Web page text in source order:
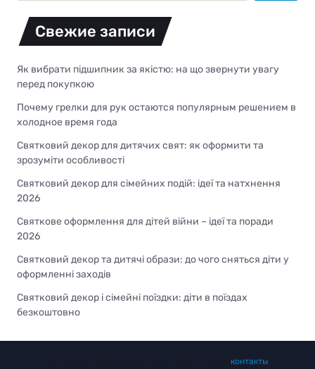
Свежие записи
Як вибрати підшипник за якістю: на що звернути увагу
перед покупкою
Почему грелки для рук остаются популярным решением в
холодное время года
Святковий декор для дитячих свят: як оформити та
зрозуміти особливості
Святковий декор для сімейних подій: ідеї та натхнення
2026
Святкове оформлення для дітей війни – ідеї та поради
2026
Святковий декор та дитячі образи: до чого сняться діти у
оформленні заходів
Святковий декор і сімейні поїздки: діти в поїздах
безкоштовно
контакты